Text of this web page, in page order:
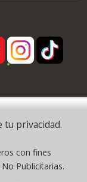
gestionadas, y
privacidad.
con fines
Publicitarias.